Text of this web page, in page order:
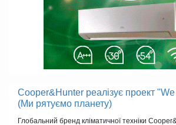
Cooper&Hunter реалізує проект
(Ми рятуємо планету)
Глобальний бренд кліматичної техніки